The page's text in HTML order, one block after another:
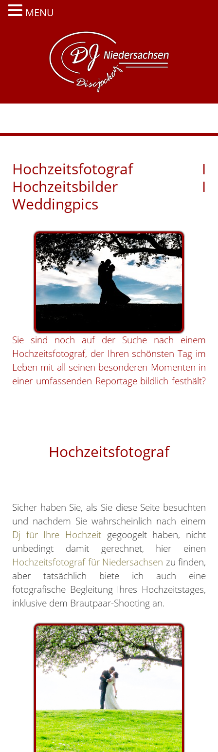
Hochzeitsfotograf I
Hochzeitsbilder I
Weddingpics
Sie sind noch auf der Suche nach einem
Hochzeitsfotograf, der Ihren schönsten Tag im
Leben mit all seinen besonderen Momenten in
einer umfassenden Reportage bildlich festhält?
Hochzeitsfotograf
Sicher haben Sie, als Sie diese Seite besuchten
und nachdem Sie wahrscheinlich nach einem
Dj für Ihre Hochzeit gegoogelt haben, nicht
unbedingt damit gerechnet, hier einen
Hochzeitsfotograf für Niedersachsen zu finden,
aber tatsächlich biete ich auch eine
fotografische Begleitung Ihres Hochzeitstages,
inklusive dem Brautpaar-Shooting an.
MENU